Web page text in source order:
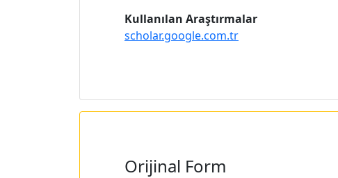
Kullanılan Araştırmalar
scholar.google.com.tr
Orijinal Form